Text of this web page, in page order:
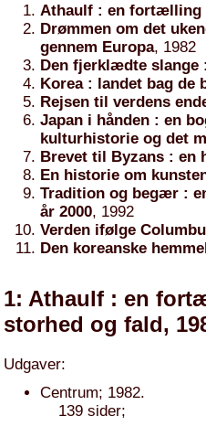
Athaulf : en fortælling
Drømmen om det
gennem Europa, 1982
Den fjerklædte slange
Korea : landet bag de
Rejsen til verdens
Japan i hånden : en
kulturhistorie og det
Brevet til Byzans : en
En historie om
Tradition og begær :
år 2000, 1992
Verden ifølge
Den koreanske
1: Athaulf : en
storhed og fald,
Udgaver:
Centrum; 1982.
139 sider;